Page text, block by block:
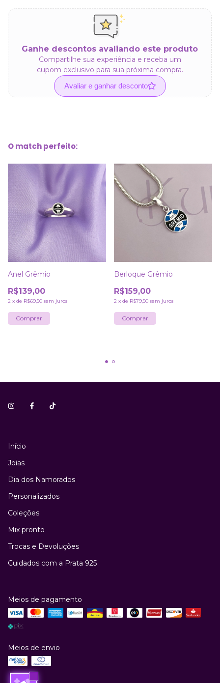
Ganhe descontos avaliando este produto
Compartilhe sua experiência e receba um
cupom exclusivo para sua próxima compra.
Avaliar e ganhar desconto
O match perfeito:
Anel Grêmio
R$139,00
2 x de R$69,50 sem juros
Comprar
Berloque Grêmio
R$159,00
2 x de R$79,50 sem juros
Início
Joias
Dia dos Namorados
Personalizados
Coleções
Mix pronto
Trocas e Devoluções
Cuidados com a Prata 925
Meios de pagamento
Meios de envio